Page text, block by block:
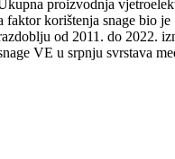
proizvodnja
faktor korištenja snage bio
od 2011. do 2022.
VE u srpnju svrstava